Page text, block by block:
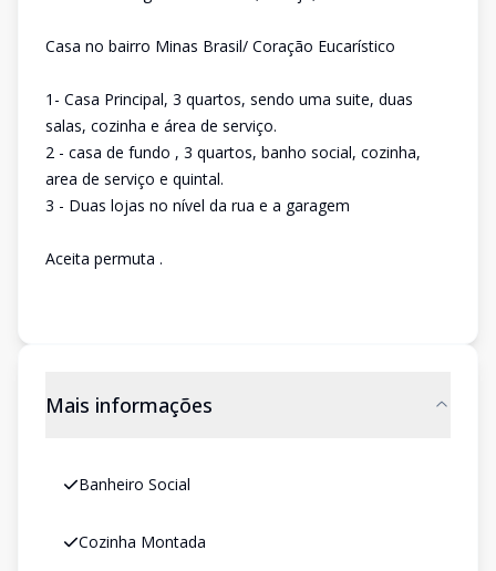
Casa no bairro Minas Brasil/ Coração Eucarístico
1- Casa Principal, 3 quartos, sendo uma suite, duas
salas, cozinha e área de serviço.
2 - casa de fundo , 3 quartos, banho social, cozinha,
area de serviço e quintal.
3 - Duas lojas no nível da rua e a garagem
Aceita permuta .
Mais informações
Banheiro Social
Cozinha Montada